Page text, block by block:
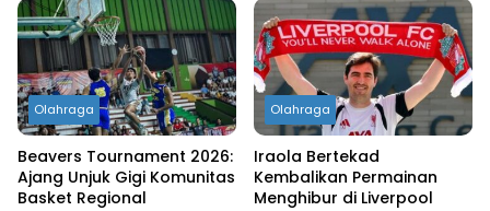
Olahraga
Beavers Tournament 2026:
Ajang Unjuk Gigi Komunitas
Basket Regional
Olahraga
Iraola Bertekad
Kembalikan Permainan
Menghibur di Liverpool